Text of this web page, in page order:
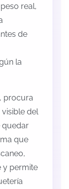
real,
de
la
procura
del
quedar
que
y permite